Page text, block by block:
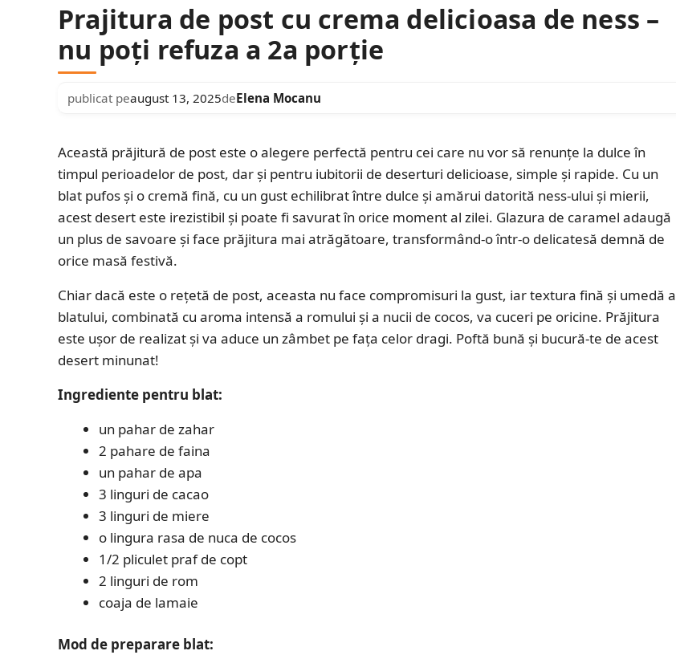
Prajitura de post cu crema delicioasa de ness –
nu poți refuza a 2a porție
publicat peaugust 13, 2025deElena Mocanu
Această prăjitură de post este o alegere perfectă pentru cei care nu vor să renunțe la dulce în
timpul perioadelor de post, dar și pentru iubitorii de deserturi delicioase, simple și rapide. Cu un
blat pufos și o cremă fină, cu un gust echilibrat între dulce și amărui datorită ness-ului și mierii,
acest desert este irezistibil și poate fi savurat în orice moment al zilei. Glazura de caramel adaugă
un plus de savoare și face prăjitura mai atrăgătoare, transformând-o într-o delicatesă demnă de
orice masă festivă.
Chiar dacă este o rețetă de post, aceasta nu face compromisuri la gust, iar textura fină și umedă a
blatului, combinată cu aroma intensă a romului și a nucii de cocos, va cuceri pe oricine. Prăjitura
este ușor de realizat și va aduce un zâmbet pe fața celor dragi. Poftă bună și bucură-te de acest
desert minunat!
Ingrediente pentru blat:
un pahar de zahar
2 pahare de faina
un pahar de apa
3 linguri de cacao
3 linguri de miere
o lingura rasa de nuca de cocos
1/2 pliculet praf de copt
2 linguri de rom
coaja de lamaie
Mod de preparare blat: